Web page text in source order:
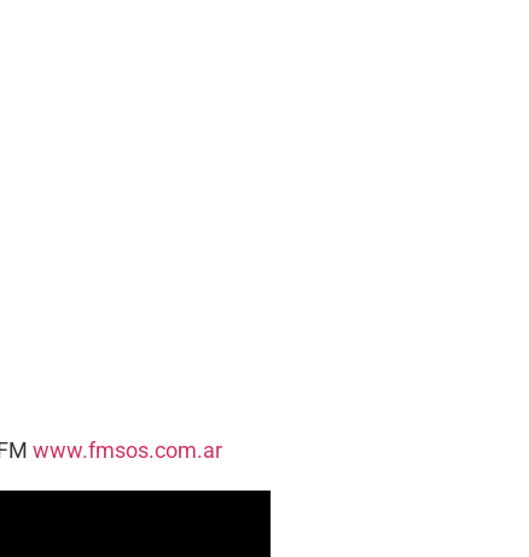
www.fmsos.com.ar